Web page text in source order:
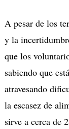
A pesar de los
y la
que los
sabiendo que
atravesando
la escasez de
sirve a cerca de